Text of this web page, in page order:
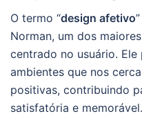
O termo “design afetivo
Norman, um dos
centrado no usuário.
ambientes que nos
positivas, contribuindo
satisfatória e